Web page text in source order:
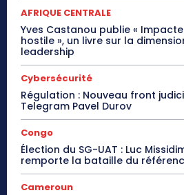
AFRIQUE CENTRALE
Yves Castanou publie «
hostile », un livre sur la
leadership
Cybersécurité
Régulation : Nouveau front
Telegram Pavel Durov
Congo
Élection du SG-UAT : Luc
remporte la bataille du
Cameroun